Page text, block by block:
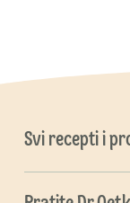
Svi recepti i